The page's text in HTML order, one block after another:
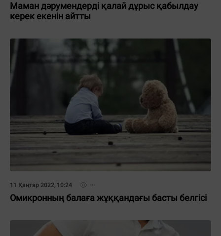
Маман дәрумендерді қалай дұрыс қабылдау
керек екенін айтты
11 Қаңтар 2022, 10:24
Омикронның балаға жұққандағы басты белгісі